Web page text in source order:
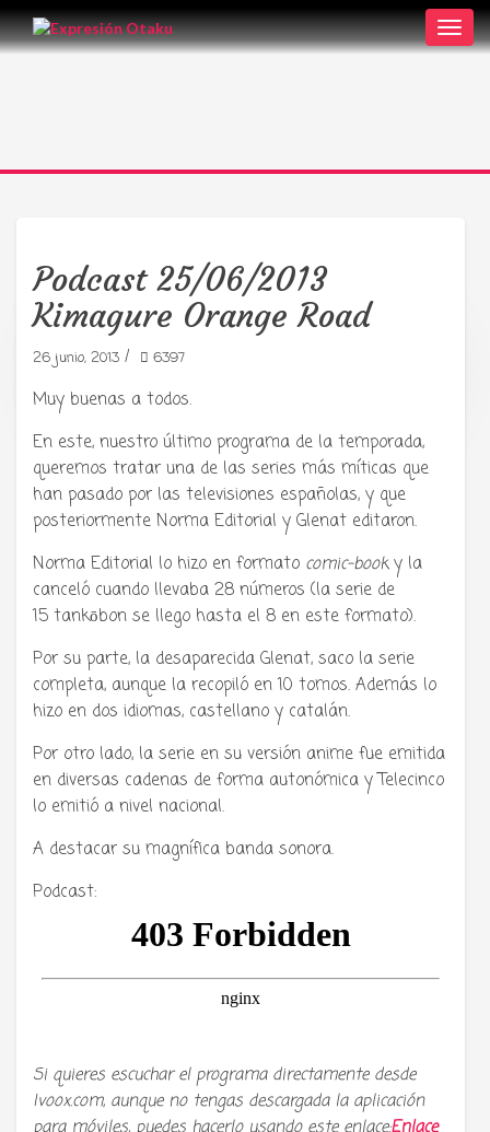
Tu radio y podcast sobre manga,
Podcast 25/06/2013
Kimagure Orange Road
26 junio, 2013 / 6397
Muy buenas a todos.
En este, nuestro último programa de la temporada,
queremos tratar una de las series más míticas que
han pasado por las televisiones españolas, y que
posteriormente Norma Editorial y Glenat editaron.
Norma Editorial lo hizo en formato comic-booky la
canceló cuando llevaba 28 números (la serie de
15 tankōbon se llego hasta el 8 en este formato).
Por su parte, la desaparecida Glenat, saco la serie
completa, aunque la recopiló en 10 tomos. Además lo
hizo en dos idiomas, castellano y catalán.
Por otro lado, la serie en su versión anime fue emitida
en diversas cadenas de forma autonómica y Telecinco
lo emitió a nivel nacional.
A destacar su magnífica banda sonora.
Podcast:
Si quieres escuchar el programa directamente desde
Ivoox.com, aunque no tengas descargada la aplicación